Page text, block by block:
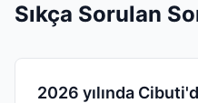
Sıkça Sorulan
2026 yılında